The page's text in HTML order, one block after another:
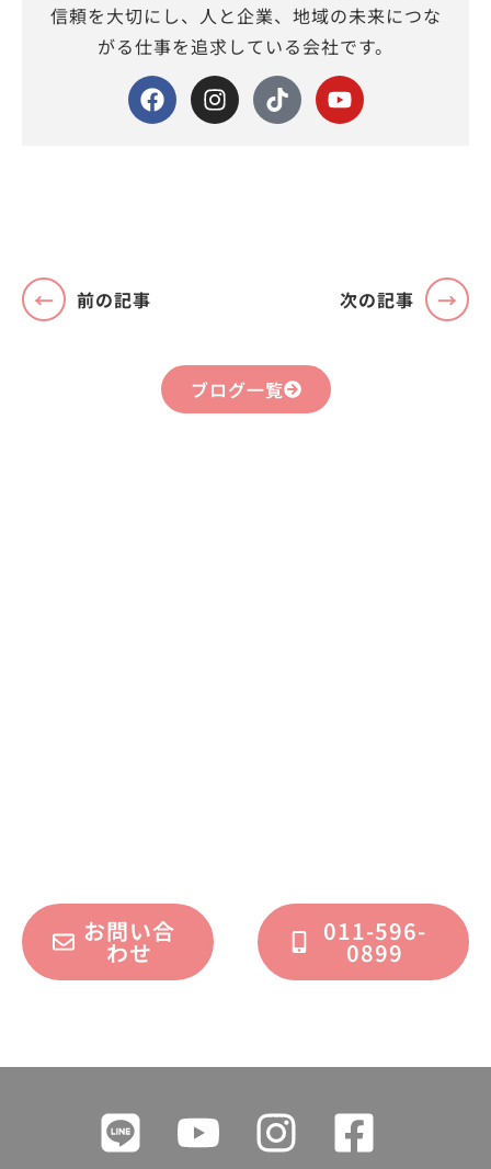
信頼を大切にし、人と企業、地域の未来につな
がる仕事を追求している会社です。
前の記事 次の記事
ブログ一覧
お問い合
わせ
011-596-
0899